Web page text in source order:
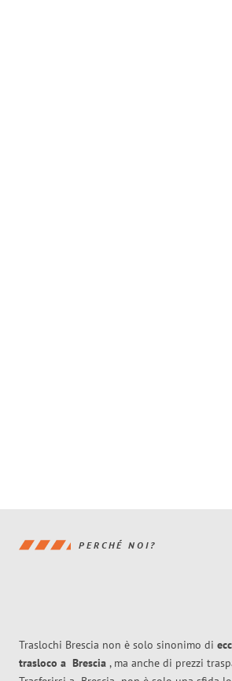
PERCHÉ NOI?
Traslochi Brescia non è solo sinonimo di
trasloco a Brescia , ma anche di prezzi